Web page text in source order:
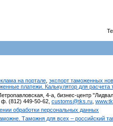
на портале экспорт таможенных
платежи. Калькулятор для
4-а, бизнес-центр
(812) 449-50-62, customs@tks.ru
обработки персональных данных
Таможня для всех – российский